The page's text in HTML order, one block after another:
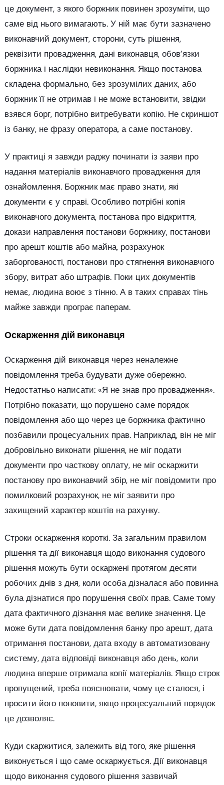
це документ, з якого боржник повинен зрозуміти, що
саме від нього вимагають. У ній має бути зазначено
виконавчий документ, сторони, суть рішення,
реквізити провадження, дані виконавця, обов’язки
боржника і наслідки невиконання. Якщо постанова
складена формально, без зрозумілих даних, або
боржник її не отримав і не може встановити, звідки
взявся борг, потрібно витребувати копію. Не скриншот
із банку, не фразу оператора, а саме постанову.
У практиці я завжди раджу починати із заяви про
надання матеріалів виконавчого провадження для
ознайомлення. Боржник має право знати, які
документи є у справі. Особливо потрібні копія
виконавчого документа, постанова про відкриття,
докази направлення постанови боржнику, постанови
про арешт коштів або майна, розрахунок
заборгованості, постанови про стягнення виконавчого
збору, витрат або штрафів. Поки цих документів
немає, людина воює з тінню. А в таких справах тінь
майже завжди програє паперам.
Оскарження дій виконавця
Оскарження дій виконавця через неналежне
повідомлення треба будувати дуже обережно.
Недостатньо написати: «Я не знав про провадження».
Потрібно показати, що порушено саме порядок
повідомлення або що через це боржника фактично
позбавили процесуальних прав. Наприклад, він не міг
добровільно виконати рішення, не міг подати
документи про часткову оплату, не міг оскаржити
постанову про виконавчий збір, не міг повідомити про
помилковий розрахунок, не міг заявити про
захищений характер коштів на рахунку.
Строки оскарження короткі. За загальним правилом
рішення та дії виконавця щодо виконання судового
рішення можуть бути оскаржені протягом десяти
робочих днів з дня, коли особа дізналася або повинна
була дізнатися про порушення своїх прав. Саме тому
дата фактичного дізнання має велике значення. Це
може бути дата повідомлення банку про арешт, дата
отримання постанови, дата входу в автоматизовану
систему, дата відповіді виконавця або день, коли
людина вперше отримала копії матеріалів. Якщо строк
пропущений, треба пояснювати, чому це сталося, і
просити його поновити, якщо процесуальний порядок
це дозволяє.
Куди скаржитися, залежить від того, яке рішення
виконується і що саме оскаржується. Дії виконавця
щодо виконання судового рішення зазвичай